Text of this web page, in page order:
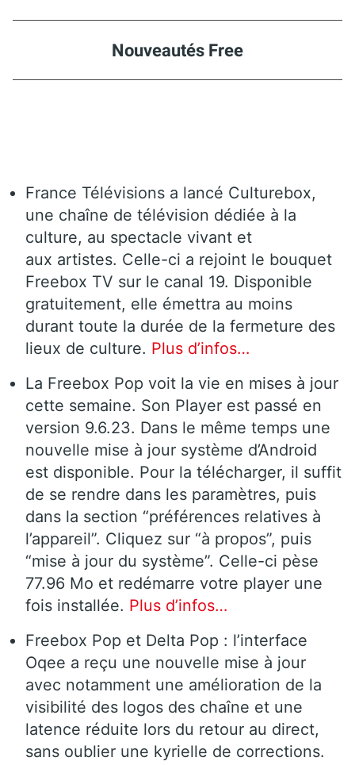
Nouveautés Free
France Télévisions a lancé Culturebox,
une chaîne de télévision dédiée à la
culture, au spectacle vivant et
aux artistes. Celle-ci a rejoint le bouquet
Freebox TV sur le canal 19. Disponible
gratuitement, elle émettra au moins
durant toute la durée de la fermeture des
lieux de culture. Plus d’infos…
La Freebox Pop voit la vie en mises à jour
cette semaine. Son Player est passé en
version 9.6.23. Dans le même temps une
nouvelle mise à jour système d’Android
est disponible. Pour la télécharger, il suffit
de se rendre dans les paramètres, puis
dans la section “préférences relatives à
l’appareil”. Cliquez sur “à propos”, puis
“mise à jour du système”. Celle-ci pèse
77.96 Mo et redémarre votre player une
fois installée. Plus d’infos…
Freebox Pop et Delta Pop : l’interface
Oqee a reçu une nouvelle mise à jour
avec notamment une amélioration de la
visibilité des logos des chaîne et une
latence réduite lors du retour au direct,
sans oublier une kyrielle de corrections.